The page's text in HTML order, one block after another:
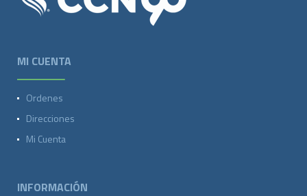
MI CUENTA
Ordenes
Direcciones
Mi Cuenta
INFORMACIÓN